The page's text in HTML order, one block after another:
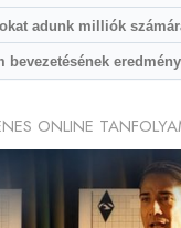
adunk milliók
bevezetésének
ONLINE